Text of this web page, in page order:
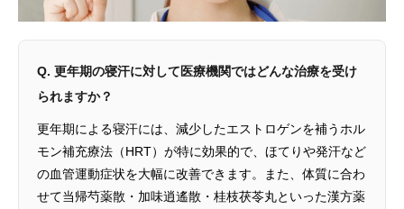
Q. 更年期の寝汗に対して医療機関ではどんな治療を受け
られますか？
更年期による寝汗には、減少したエストロゲンを補うホル
モン補充療法（HRT）が特に効果的で、ほてりや発汗など
の血管運動症状を大幅に改善できます。また、体質に合わ
せて当帰芍薬散・加味逍遙散・桂枝茯苓丸といった漢方薬